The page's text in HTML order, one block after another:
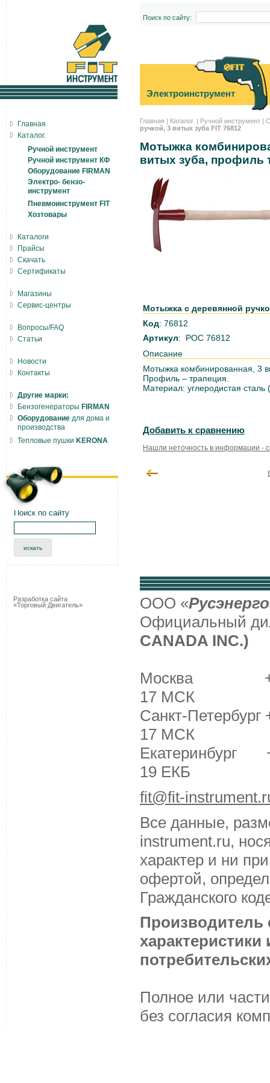
Поиск по сайту:
Электроинструмент
Главная | Каталог. | Ручной инструмент |
ручкой, 3 витых зуба FIT 76812
Мотыжка
витых зуба, профиль
Мотыжка с деревянной
Код: 76812
Артикул: РОС 76812
Описание
Мотыжка комбинированная, 3
Профиль – трапеция.
Материал: углеродистая
Добавить к сравнению
Нашли неточность в информации -
Главная
Каталог.
Ручной инструмент
Ручной инструмент КФ
Оборудование FIRMAN
Электро- бензо-
инструмент
Пневмоинструмент FIT
Хозтовары
Каталоги
Прайсы
Скачать
Сертификаты
Магазины
Сервис-центры
Вопросы/FAQ
Статьи
Новости
Контакты
Другие марки:
Бензогенераторы FIRMAN
Оборудование для дома и
производства
Тепловые пушки KERONA
Поиск по сайту
Разработка сайта
«Торговый Двигатель»
ООО «
Официальный
CANADA INC.)
Москва +7
17 МСК
Санкт-
17 МСК
Екатеринбург
19 ЕКБ
fit@fit-
Все данные,
instrument.ru,
характер и ни
офертой,
Гражданского
Производитель
Полное или
без согласия